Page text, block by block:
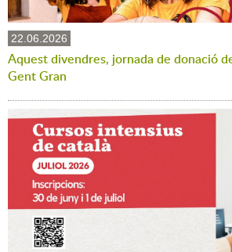
22.06.2026
Aquest divendres, jornada de donació
Gent Gran